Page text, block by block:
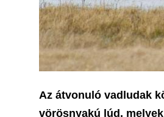
Az átvonuló vadludak
vörösnyakú lúd,